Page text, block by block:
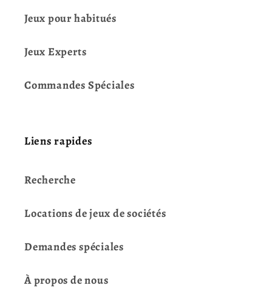
Jeux pour habitués
Jeux Experts
Commandes Spéciales
Liens rapides
Recherche
Locations de jeux de sociétés
Demandes spéciales
À propos de nous